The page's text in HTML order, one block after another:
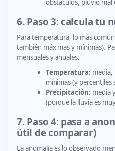
obstáculos, pluvio mal
6. Paso 3: calcula tu
Para temperatura, lo más
también máximas y mínimas).
mensuales y anuales.
Temperatura: media,
mínimas (y percentiles
Precipitación: media
(porque la lluvia es
7. Paso 4: pasa a
útil de comparar)
La anomalía es lo observado